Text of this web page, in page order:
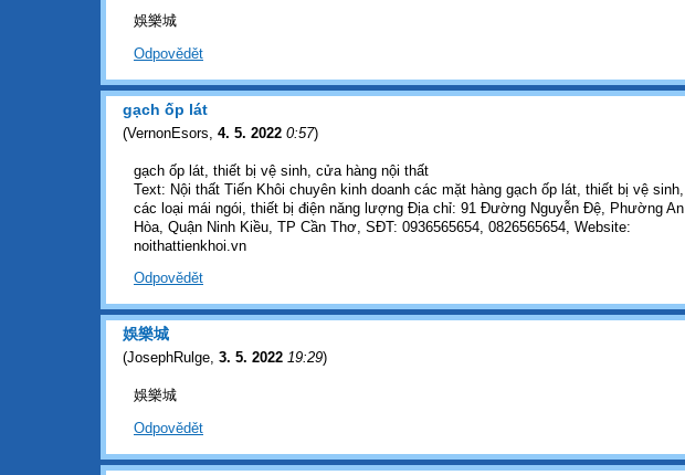
娛樂城
Odpovědět
gạch ốp lát
(VernonEsors 4. 5. 2022 0:57)
gạch ốp lát, thiết bị vệ sinh, cửa hàng nội thất
Text: Nội thất Tiến Khôi chuyên kinh doanh các mặt hàng gạch ốp lát, thiết bị vệ sinh,
các loại mái ngói, thiết bị điện năng lượng Địa chỉ: 91 Đường Nguyễn Đệ, Phường An
Hòa, Quận Ninh Kiều, TP Cần Thơ, SĐT: 0936565654, 0826565654, Website:
noithattienkhoi.vn
Odpovědět
娛樂城
(JosephRulge, 3. 5. 2022 19:29)
娛樂城
Odpovědět